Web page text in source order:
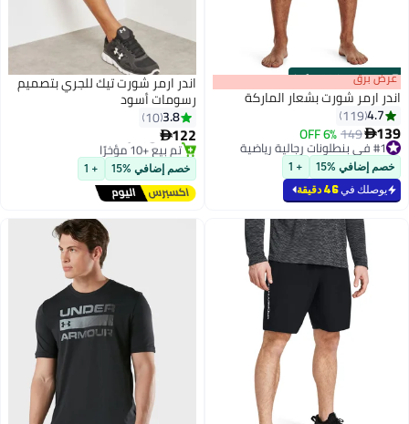
00m:00s
·
100% Left عرض برق
اندر ارمر شورت بشعار الماركة
4.7
119
139
149
6% OFF
#1 في بنطلونات رجالية رياضية
#1 في بنطلونات رجالية رياضية
خصم إضافي %15 + 1
يوصلك في46 دقيقة
اندر ارمر شورت تيك للجري بتصميم
رسومات أسود
3.8
10
122
أقل سعر في 30 يوم
توصيل مجاني
بتخلّص بسرعة
تم بيع +10 مؤخرًا
أقل سعر في 30 يوم
خصم إضافي %15 + 1